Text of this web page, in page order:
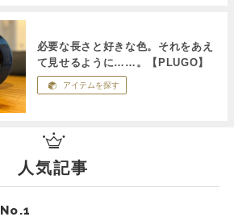
必要な長さと好きな色。それをあえ
て見せるように……。【PLUGO】
アイテムを探す
人気記事
No.